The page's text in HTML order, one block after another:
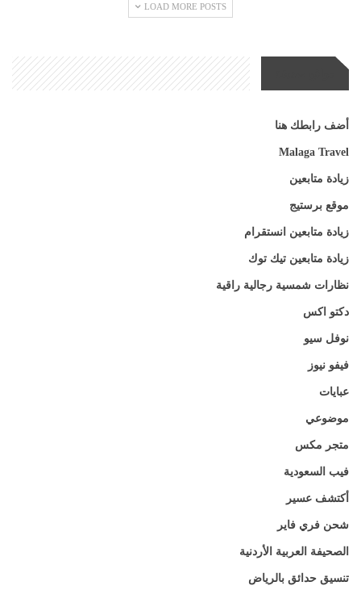
LOAD MORE POSTS
أضف رابطك هنا
Malaga Travel
زيادة متابعين
موقع برستيج
زيادة متابعين انستقرام
زيادة متابعين تيك توك
نظارات شمسية رجالية راقية
دكتو اكس
نوفل سيو
فيفو نيوز
عبايات
موضوعي
متجر مكس
فيب السعودية
أكتشف عسير
شحن فري فاير
الصحيفة العربية الأردنية
تنسيق حدائق بالرياض